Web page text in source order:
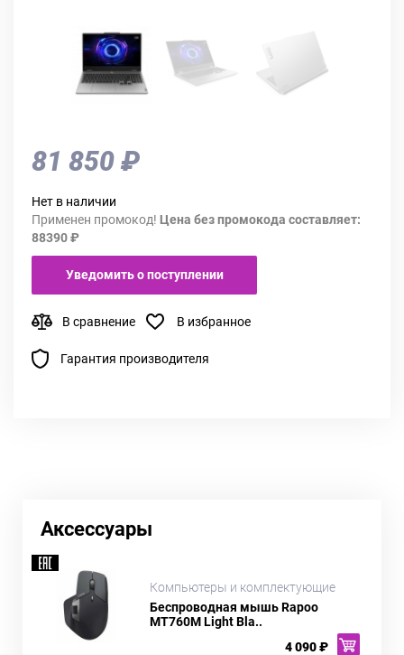
81 850 ₽
Нет в наличии
Применен промокод! Цена без промокода составляет:
88390 ₽
Уведомить о поступлении
В сравнение В избранное
Гарантия производителя
Аксессуары
Компьютеры и комплектующие
Беспроводная мышь Rapoo
MT760M Light Bla..
4 090 ₽